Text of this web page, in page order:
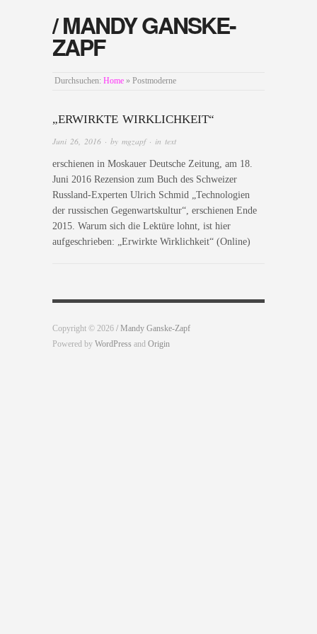
/ MANDY GANSKE-
ZAPF
Durchsuchen: Home » Postmoderne
„ERWIRKTE WIRKLICHKEIT“
Juni 26, 2016 · by mgzapf· in text
erschienen in Moskauer Deutsche Zeitung, am 18.
Juni 2016 Rezension zum Buch des Schweizer
Russland-Experten Ulrich Schmid „Technologien
der russischen Gegenwartskultur“, erschienen Ende
2015. Warum sich die Lektüre lohnt, ist hier
aufgeschrieben: „Erwirkte Wirklichkeit“ (Online)
Copyright © 2026 / Mandy Ganske-Zapf
Powered by WordPress and Origin